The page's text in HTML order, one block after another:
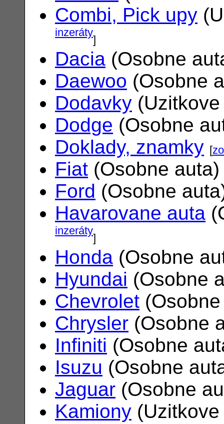
Combi, Pick upy
inzeráty]
Dacia (Osobne
Daewoo (Osobne
Dodavky
Dodge (Osobne
Doklady, znamky [
Fiat (Osobne
Ford (Osobne
Havarovane auta
inzeráty]
Honda (Osobne
Hyundai (Osobne
Chevrolet
Chrysler (Osobne
Infiniti (Osobne
Isuzu (Osobne
Jaguar (Osobne
Kamiony